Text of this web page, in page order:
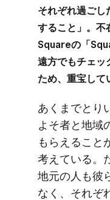
それぞれ過ごし
する​こと」。​不
Squareの​「
遠方でも​チェッ
ため、​重宝して
あくまで​とり
よそ者と​地域
もらえる​こと
考えている。​
地元の​人も​彼
なく、​それぞ